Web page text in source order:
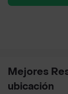
Mejores
ubicación